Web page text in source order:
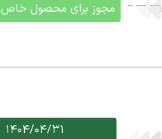
مجوز برای محصول خاص
1404/04/31